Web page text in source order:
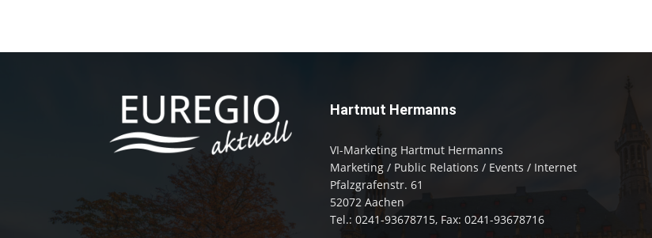
Hartmut Hermanns
VI-Marketing Hartmut Hermanns
Marketing / Public Relations / Events / Internet
Pfalzgrafenstr. 61
52072 Aachen
Tel.: 0241-93678715, Fax: 0241-93678716